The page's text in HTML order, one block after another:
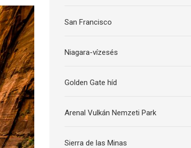
San Francisco
Niagara-vízesés
Golden Gate híd
Arenal Vulkán Nemzeti Park
Sierra de las Minas